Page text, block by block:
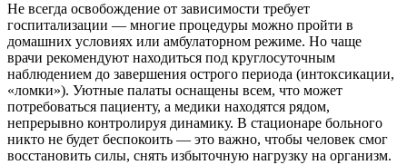
Не всегда освобождение от зависимости требует
госпитализации — многие процедуры можно пройти в
домашних условиях или амбулаторном режиме. Но чаще
врачи рекомендуют находиться под круглосуточным
наблюдением до завершения острого периода (интоксикации,
«ломки»). Уютные палаты оснащены всем, что может
потребоваться пациенту, а медики находятся рядом,
непрерывно контролируя динамику. В стационаре больного
никто не будет беспокоить — это важно, чтобы человек смог
восстановить силы, снять избыточную нагрузку на организм.